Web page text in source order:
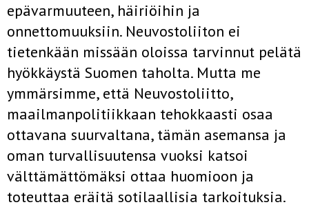
epävarmuuteen, häiriöihin ja
onnettomuuksiin. Neuvostoliiton ei
tietenkään missään oloissa tarvinnut pelätä
hyökkäystä Suomen taholta. Mutta me
ymmärsimme, että Neuvostoliitto,
maailmanpolitiikkaan tehokkaasti osaa
ottavana suurvaltana, tämän asemansa ja
oman turvallisuutensa vuoksi katsoi
välttämättömäksi ottaa huomioon ja
toteuttaa eräitä sotilaallisia tarkoituksia.